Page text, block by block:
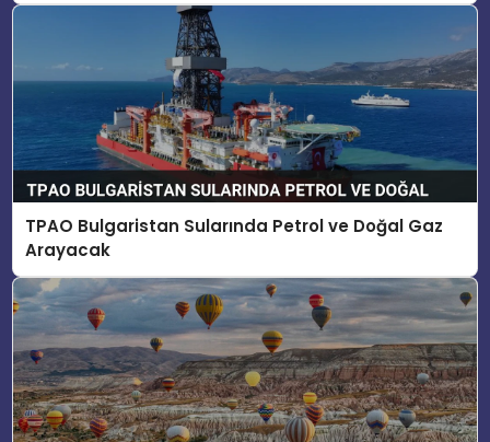
TPAO Bulgaristan Sularında Petrol ve Doğal Gaz
Arayacak